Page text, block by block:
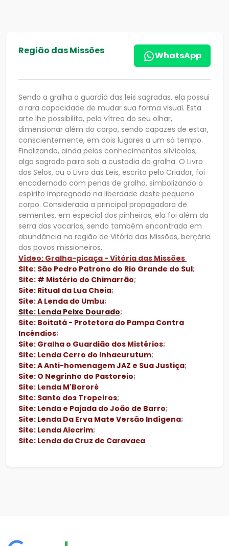
Região das Missões WhatsApp
Sendo a gralha a guardiã das leis sagradas, ela possui
a rara capacidade de mudar sua forma visual. Esta
arte lhe possibilita, pelo vítreo do seu olhar,
dimensionar além do corpo, sendo capazes de estar,
conscientemente, em dois lugares a um só tempo.
Finalizando, ainda pelos conhecimentos silvícolas,
algo sagrado paira sob a custodia da gralha. O Livro
dos Selos, ou o Livro das Leis, escrito pelo Criador, foi
encadernado com penas de gralha, simbolizando o
espírito impregnado na liberdade deste pequeno
corpo. Considerada a principal propagadora de
sementes, em especial dos pinheiros, ela foi além da
serra das vacarias, sendo também encontrada em
abundância na região de Vitória das Missões, berçário
dos povos missioneiros.
Vídeo: Gralha-picaça - Vitória das Missões
Site: São Pedro Patrono do Rio Grande do Sul;
Site: # Mistério do Chimarrão;
Site: Ritual da Lua Cheia;
Site: A Lenda do Umbu;
Site: Lenda Peixe Dourado;
Site: Boitatá - Protetora do Pampa Contra
Incêndios;
Site: Gralha o Guardião dos Mistérios;
Site: Lenda Cerro do Inhacurutum;
Site: A Anti-homenagem JAZ e Sua Justiça;
Site: O Negrinho do Pastoreio;
Site: Lenda M'Bororé
Site: Santo dos Tropeiros;
Site: Lenda e Pajada do João de Barro;
Site: Lenda Da Erva Mate Versão Indígena;
Site: Lenda Alecrim;
Site: Lenda da Cruz de Caravaca